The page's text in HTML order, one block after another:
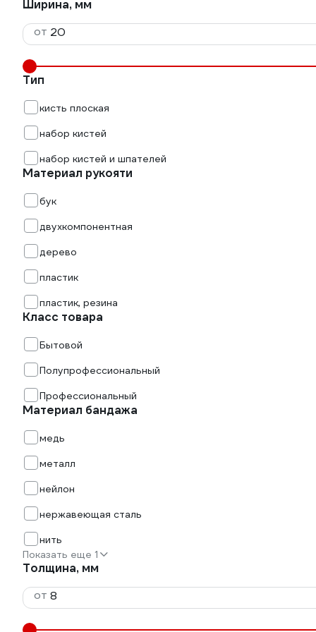
Ширина, мм
от
Тип
кисть плоская
набор кистей
набор кистей и шпателей
Материал рукояти
бук
двухкомпонентная
дерево
пластик
пластик, резина
Класс товара
Бытовой
Полупрофессиональный
Профессиональный
Материал бандажа
медь
металл
нейлон
нержавеющая сталь
нить
Показать еще 1
Толщина, мм
от